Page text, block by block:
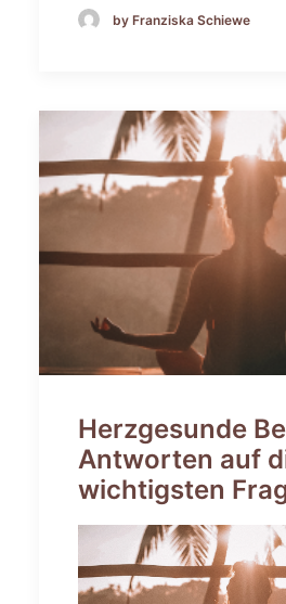
by Franziska Schiewe
Herzgesunde
Antworten auf
wichtigsten